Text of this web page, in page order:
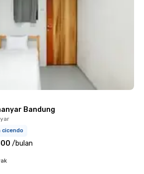
Bandung
cicendo
/bulan